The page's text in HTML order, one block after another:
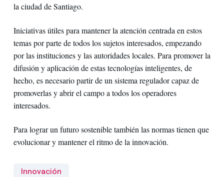
la ciudad de Santiago.
Iniciativas útiles para mantener la atención centrada en estos
temas por parte de todos los sujetos interesados, empezando
por las instituciones y las autoridades locales. Para promover la
difusión y aplicación de estas tecnologías inteligentes, de
hecho, es necesario partir de un sistema regulador capaz de
promoverlas y abrir el campo a todos los operadores
interesados.
Para lograr un futuro sostenible también las normas tienen que
evolucionar y mantener el ritmo de la innovación.
Innovación